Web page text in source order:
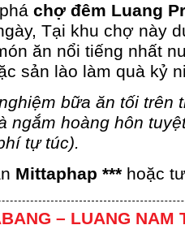
chợ đêm Luang
Tại khu chợ này
ăn nổi tiếng nhất
sản lào làm quà kỷ
bữa ăn tối trên
ngắm hoàng hôn
tự túc).
Mittaphap *** hoặc
– LUANG NAM